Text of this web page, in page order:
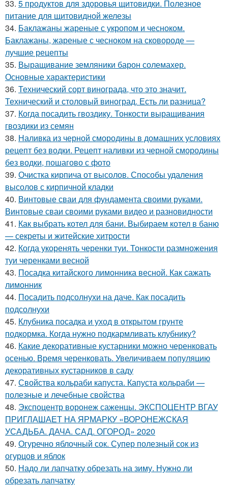
33. 5 продуктов для здоровья щитовидки. Полезное
питание для щитовидной железы
34. Баклажаны жареные с укропом и чесноком.
Баклажаны, жареные с чесноком на сковороде —
лучшие рецепты
35. Выращивание земляники барон солемахер.
Основные характеристики
36. Технический сорт винограда, что это значит.
Технический и столовый виноград. Есть ли разница?
37. Когда посадить гвоздику. Тонкости выращивания
гвоздики из семян
38. Наливка из черной смородины в домашних условиях
рецепт без водки. Рецепт наливки из черной смородины
без водки, пошагово с фото
39. Очистка кирпича от высолов. Способы удаления
высолов с кирпичной кладки
40. Винтовые сваи для фундамента своими руками.
Винтовые сваи своими руками видео и разновидности
41. Как выбрать котел для бани. Выбираем котел в баню
— секреты и житейские хитрости
42. Когда укоренять черенки туи. Тонкости размножения
туи черенками весной
43. Посадка китайского лимонника весной. Как сажать
лимонник
44. Посадить подсолнухи на даче. Как посадить
подсолнухи
45. Клубника посадка и уход в открытом грунте
подкормка. Когда нужно подкармливать клубнику?
46. Какие декоративные кустарники можно черенковать
осенью. Время черенковать. Увеличиваем популяцию
декоративных кустарников в саду
47. Свойства кольраби капуста. Капуста кольраби —
полезные и лечебные свойства
48. Экспоцентр воронеж саженцы. ЭКСПОЦЕНТР ВГАУ
ПРИГЛАШАЕТ НА ЯРМАРКУ «ВОРОНЕЖСКАЯ
УСАДЬБА. ДАЧА. САД. ОГОРОД» 2020
49. Огуречно яблочный сок. Супер полезный сок из
огурцов и яблок
50. Надо ли лапчатку обрезать на зиму. Нужно ли
обрезать лапчатку